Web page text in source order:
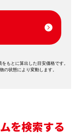
もとに算出した目安価格です。
の状態により変動します。
を検索する